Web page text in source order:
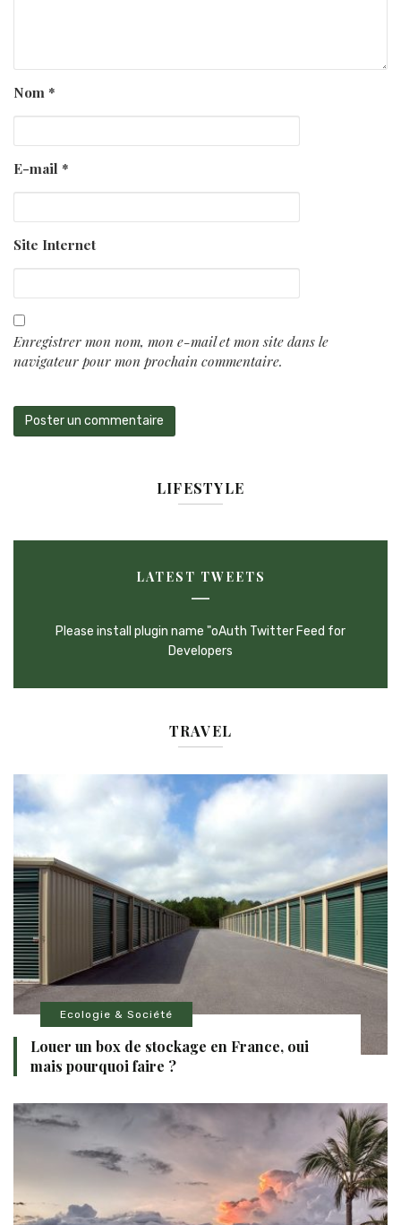
Nom *
E-mail *
Site Internet
Enregistrer mon nom, mon e-mail et mon site dans le
navigateur pour mon prochain commentaire.
LIFESTYLE
LATEST TWEETS
Please install plugin name "oAuth Twitter Feed for
Developers
TRAVEL
Ecologie & Société
Louer un box de stockage en France, oui
mais pourquoi faire ?